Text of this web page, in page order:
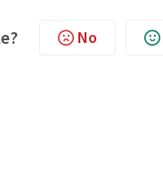
No